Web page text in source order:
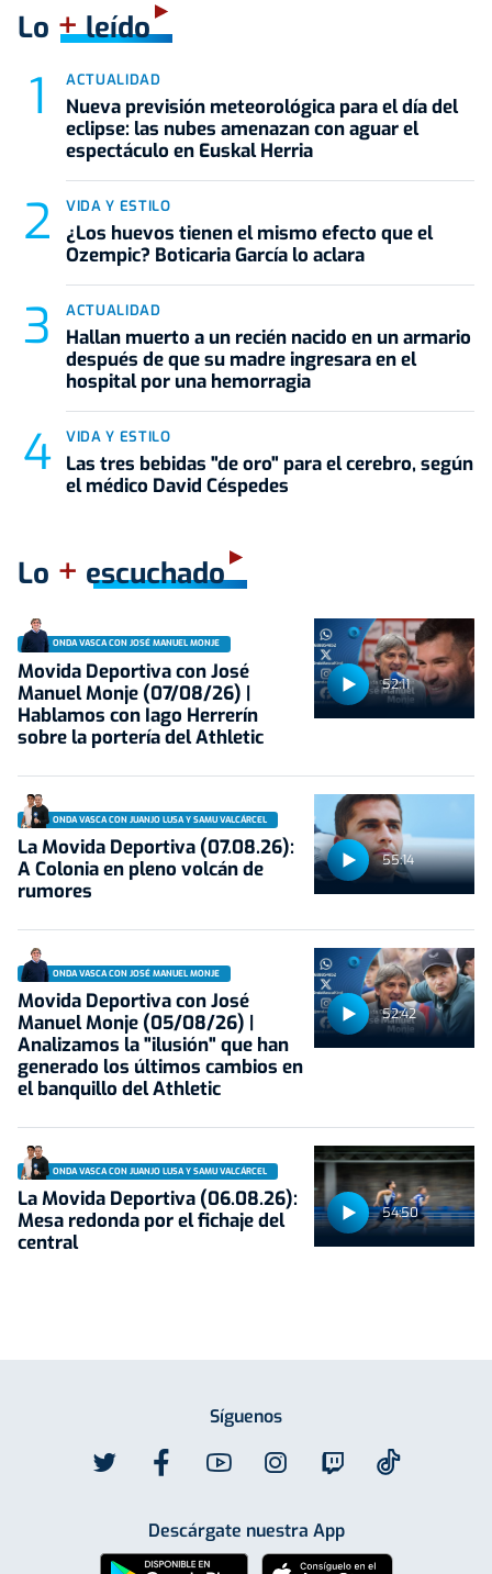
Lo +leído
ACTUALIDAD
Nueva previsión meteorológica para el día del
eclipse: las nubes amenazan con aguar el
espectáculo en Euskal Herria
VIDA Y ESTILO
¿Los huevos tienen el mismo efecto que el
Ozempic? Boticaria García lo aclara
ACTUALIDAD
Hallan muerto a un recién nacido en un armario
después de que su madre ingresara en el
hospital por una hemorragia
VIDA Y ESTILO
Las tres bebidas "de oro" para el cerebro, según
el médico David Céspedes
Lo + escuchado
52:11
ONDA VASCA CON JOSÉ MANUEL MONJE
Movida Deportiva con José
Manuel Monje (07/08/26) |
Hablamos con Iago Herrerín
sobre la portería del Athletic
55:14
ONDA VASCA CON JUANJO LUSA Y SAMU VALCÁRCEL
La Movida Deportiva (07.08.26):
A Colonia en pleno volcán de
rumores
52:42
ONDA VASCA CON JOSÉ MANUEL MONJE
Movida Deportiva con José
Manuel Monje (05/08/26) |
Analizamos la "ilusión" que han
generado los últimos cambios en
el banquillo del Athletic
54:50
ONDA VASCA CON JUANJO LUSA Y SAMU VALCÁRCEL
La Movida Deportiva (06.08.26):
Mesa redonda por el fichaje del
central
Síguenos
Descárgate nuestra App